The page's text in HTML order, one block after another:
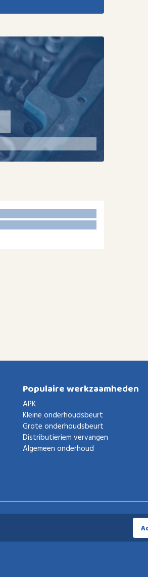
Populaire werkzaamheden
APK
Kleine onderhoudsbeurt
Grote onderhoudsbeurt
Distributieriem vervangen
Algemeen onderhoud